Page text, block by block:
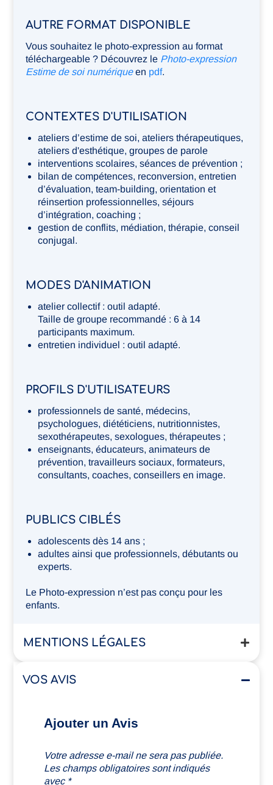
AUTRE FORMAT DISPONIBLE
Vous souhaitez le photo-expression au format
téléchargeable ? Découvrez le Photo-expression
Estime de soi numériqueen pdf.
CONTEXTES D'UTILISATION
ateliers d’estime de soi, ateliers thérapeutiques,
ateliers d'esthétique, groupes de parole
interventions scolaires, séances de prévention ;
bilan de compétences, reconversion, entretien
d’évaluation, team-building, orientation et
réinsertion professionnelles, séjours
d’intégration, coaching ;
gestion de conflits, médiation, thérapie, conseil
conjugal.
MODES D'ANIMATION
atelier collectif : outil adapté.
Taille de groupe recommandé : 6 à 14
participants maximum.
entretien individuel : outil adapté.
PROFILS D'UTILISATEURS
professionnels de santé, médecins,
psychologues, diététiciens, nutritionnistes,
sexothérapeutes, sexologues, thérapeutes ;
enseignants, éducateurs, animateurs de
prévention, travailleurs sociaux, formateurs,
consultants, coaches, conseillers en image.
PUBLICS CIBLÉS
adolescents dès 14 ans ;
adultes ainsi que professionnels, débutants ou
experts.
Le Photo-expression n’est pas conçu pour les
enfants.
MENTIONS LÉGALES
VOS AVIS
Ajouter un Avis
Votre adresse e-mail ne sera pas publiée.
Les champs obligatoires sont indiqués
avec *